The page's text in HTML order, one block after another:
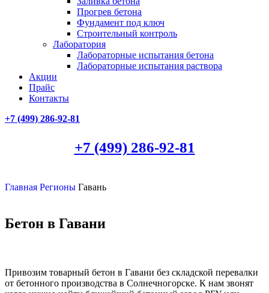
Прогрев бетона
Фундамент под ключ
Строительный контроль
Лаборатория
Лабораторные испытания бетона
Лабораторные испытания раствора
Акции
Прайс
Контакты
+7 (499) 286-92-81
+7 (499) 286-92-81
Главная Регионы Гавань
Бетон в Гавани
Привозим товарный бетон в Гавани без складской перевалки
от бетонного производства в Солнечногорске. К нам звонят